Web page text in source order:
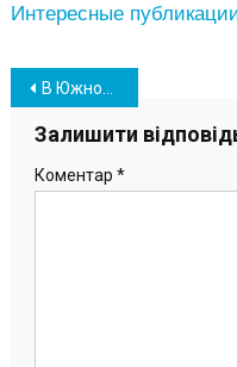
Интересные
Навігація
записів
В Южному на території храму УГКЦ відкрили бювет (фото)
Залишити
Коментар *